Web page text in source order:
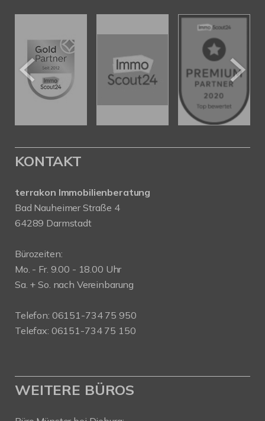
KONTAKT
terrakon Immobilienberatung
Bad Nauheimer Straße 4
64289 Darmstadt
Bürozeiten:
Mo. - Fr. 9.00 - 18.00 Uhr
Sa. + So. nach Vereinbarung
Telefon: 06151-734 75 950
Telefax: 06151-734 75 150
WEITERE BÜROS